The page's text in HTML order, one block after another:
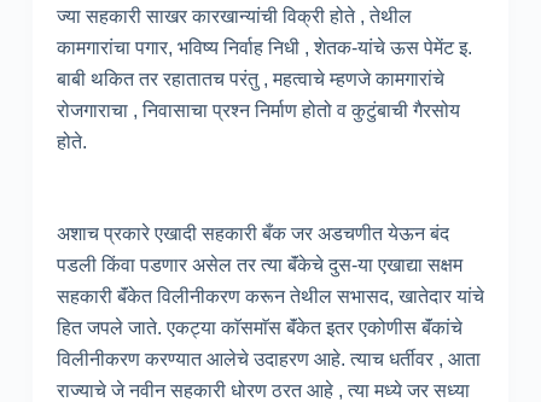
ज्या सहकारी साखर कारखान्यांची विक्री होते , तेथील
कामगारांचा पगार, भविष्य निर्वाह निधी , शेतक-यांचे ऊस पेमेंट इ.
बाबी थकित तर रहातातच परंतु , महत्वाचे म्हणजे कामगारांचे
रोजगाराचा , निवासाचा प्रश्न निर्माण होतो व कुटुंबाची गैरसोय
होते.
अशाच प्रकारे एखादी सहकारी बँक जर अडचणीत येऊन बंद
पडली किंवा पडणार असेल तर त्या बॅंकेचे दुस-या एखाद्या सक्षम
सहकारी बॅंकेत विलीनीकरण करून तेथील सभासद, खातेदार यांचे
हित जपले जाते. एकट्या काॅसमाॅस बॅंकेत इतर एकोणीस बॅंकांचे
विलीनीकरण करण्यात आलेचे उदाहरण आहे. त्याच धर्तीवर , आता
राज्याचे जे नवीन सहकारी धोरण ठरत आहे , त्या मध्ये जर सध्या